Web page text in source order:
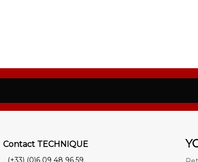
Contact TECHNIQUE
(+33) (0)6 09 48 96 59